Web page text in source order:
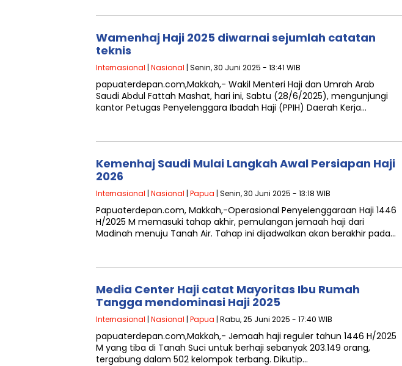
Wamenhaj Haji 2025 diwarnai sejumlah catatan
teknis
Internasional | Nasional | Senin, 30 Juni 2025 - 13:41 WIB
papuaterdepan.com,Makkah,- Wakil Menteri Haji dan Umrah Arab
Saudi Abdul Fattah Mashat, hari ini, Sabtu (28/6/2025), mengunjungi
kantor Petugas Penyelenggara Ibadah Haji (PPIH) Daerah Kerja…
Kemenhaj Saudi Mulai Langkah Awal Persiapan Haji
2026
Internasional | Nasional | Papua | Senin, 30 Juni 2025 - 13:18 WIB
Papuaterdepan.com, Makkah,-Operasional Penyelenggaraan Haji 1446
H/2025 M memasuki tahap akhir, pemulangan jemaah haji dari
Madinah menuju Tanah Air. Tahap ini dijadwalkan akan berakhir pada…
Media Center Haji catat Mayoritas Ibu Rumah
Tangga mendominasi Haji 2025
Internasional | Nasional | Papua | Rabu, 25 Juni 2025 - 17:40 WIB
papuaterdepan.com,Makkah,- Jemaah haji reguler tahun 1446 H/2025
M yang tiba di Tanah Suci untuk berhaji sebanyak 203.149 orang,
tergabung dalam 502 kelompok terbang. Dikutip…